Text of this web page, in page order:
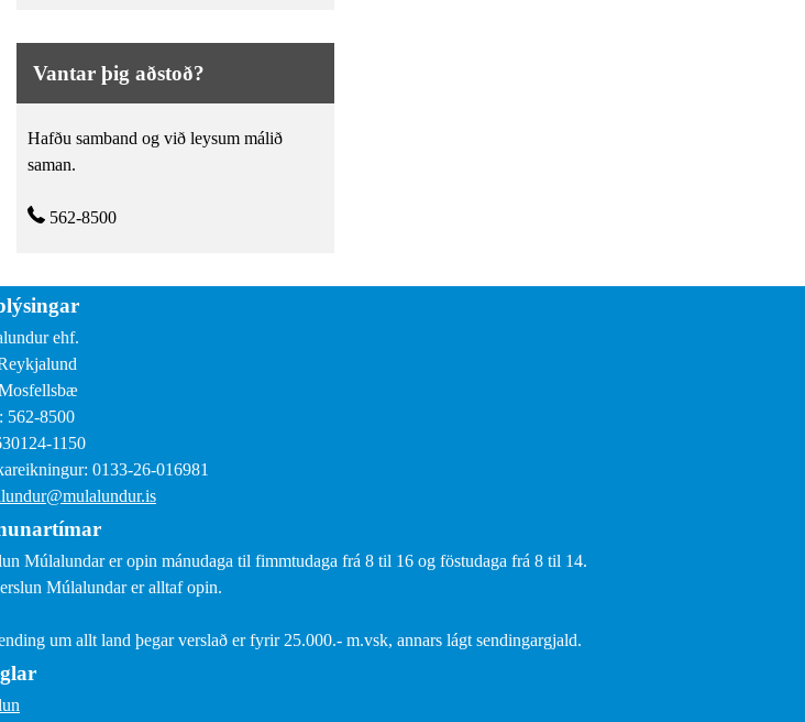
Vantar þig aðstoð?
Hafðu samband og við leysum málið
saman.
562-8500
ehf.
562-8500
1150
0133-26-016981
Múlalundar er opin mánudaga til fimmtudaga frá 8 til 16 og föstudaga frá 8 til 14.
Múlalundar er alltaf opin.
um allt land þegar verslað er fyrir 25.000.- m.vsk, annars lágt sendingargjald.